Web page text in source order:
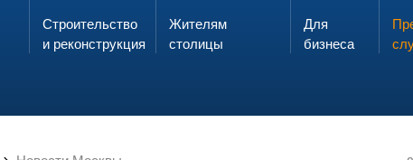
Запах газа?
ЗВОНИ
Строительство
и реконструкция
Жителям
столицы
Для
бизнеса